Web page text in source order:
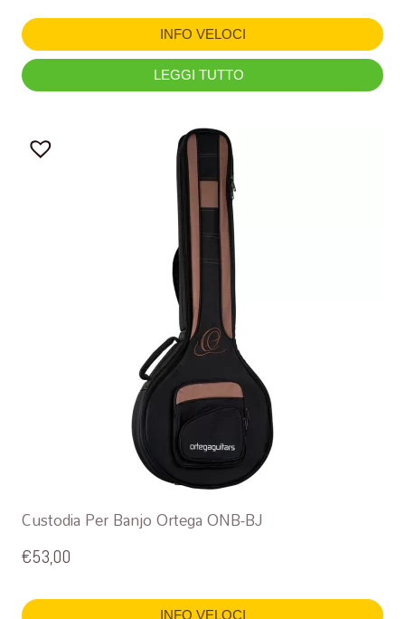
INFO VELOCI
LEGGI TUTTO
Custodia Per Banjo Ortega ONB-BJ
€53,00
INFO VELOCI